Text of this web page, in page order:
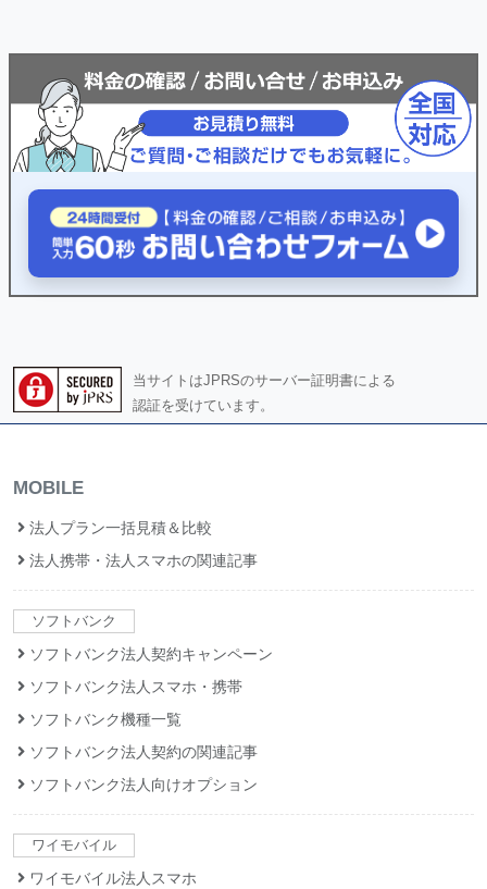
当サイトはJPRSのサーバー証明書による
認証を受けています。
MOBILE
法人プラン一括見積＆比較
法人携帯・法人スマホの関連記事
ソフトバンク
ソフトバンク法人契約キャンペーン
ソフトバンク法人スマホ・携帯
ソフトバンク機種一覧
ソフトバンク法人契約の関連記事
ソフトバンク法人向けオプション
ワイモバイル
ワイモバイル法人スマホ